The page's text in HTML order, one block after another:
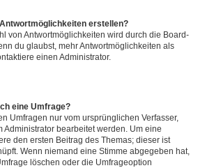
erstellen?
von Antwortmöglichkeiten wird durch die Board-
du glaubst, mehr Antwortmöglichkeiten als
einen Administrator.
eine Umfrage?
Umfragen nur vom ursprünglichen Verfasser,
Administrator bearbeitet werden. Um eine
den ersten Beitrag des Themas; dieser ist
Wenn niemand eine Stimme abgegeben hat,
löschen oder die Umfrageoption